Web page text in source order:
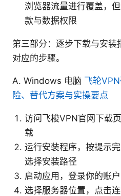
浏览器流量进行覆盖，
款与数据权限
第三部分：逐步下载与安
对应的步骤。
A. Windows 电脑 飞轮
险、替代方案与实操要点
访问飞梭VPN官网下载
载
运行安装程序，按提示
选择安装路径
启动应用，登录你的账
选择服务器位置，点击